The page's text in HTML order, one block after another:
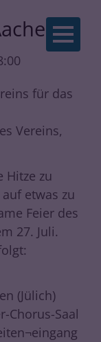
für das
Vereins,
Hitze zu
etwas zu
Feier des
27. Juli.
(Jülich)
Chorus-Saal